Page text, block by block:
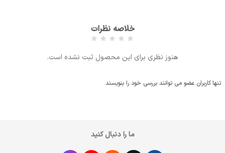
خلاصه نظرات
هنوز نظری برای این محصول ثبت نشده است.
تنها کاربران عضو می توانند بررسی خود را بنویسند
ما را دنبال کنید